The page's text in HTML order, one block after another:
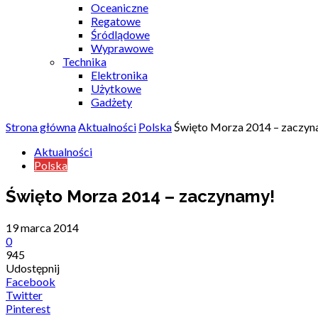
Oceaniczne
Regatowe
Śródlądowe
Wyprawowe
Technika
Elektronika
Użytkowe
Gadżety
Strona głównaAktualności PolskaŚwięto Morza 2014 –
Aktualności
Polska
Święto Morza 2014 – zaczynamy!
19 marca 2014
0
945
Udostępnij
Facebook
Twitter
Pinterest